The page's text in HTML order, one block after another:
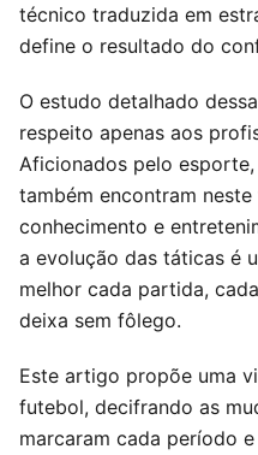
técnico traduzida em
define o resultado do
O estudo detalhado
respeito apenas aos
Aficionados pelo
também encontram
conhecimento e
a evolução das táticas é
melhor cada partida,
deixa sem fôlego.
Este artigo propõe uma
futebol, decifrando as
marcaram cada período